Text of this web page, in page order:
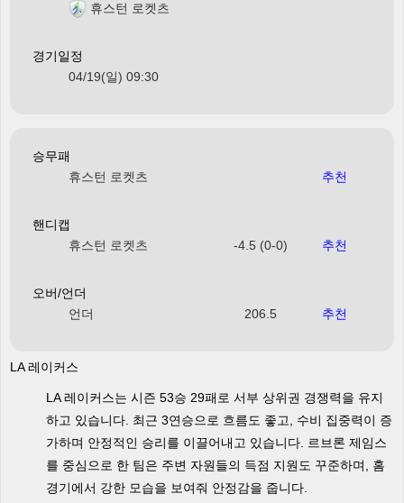
휴스턴 로켓츠
경기일정
04/19(일) 09:30
승무패
휴스턴 로켓츠
추천
핸디캡
휴스턴 로켓츠
-4.5 (0-0) 추천
오버/언더
언더
206.5 추천
LA 레이커스
LA 레이커스는 시즌 53승 29패로 서부 상위권 경쟁력을 유지
하고 있습니다. 최근 3연승으로 흐름도 좋고, 수비 집중력이 증
가하며 안정적인 승리를 이끌어내고 있습니다. 르브론 제임스
를 중심으로 한 팀은 주변 자원들의 득점 지원도 꾸준하며, 홈
경기에서 강한 모습을 보여줘 안정감을 줍니다.